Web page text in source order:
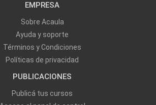
EMPRESA
Sobre Acaula
Ayuda y soporte
Términos y Condiciones
Políticas de privacidad
PUBLICACIONES
Publicá tus cursos